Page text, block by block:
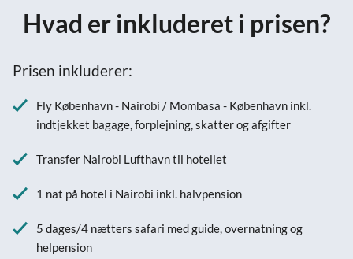
Hvad er inkluderet i prisen?
Prisen inkluderer:
Fly København - Nairobi / Mombasa - København inkl.
indtjekket bagage, forplejning, skatter og afgifter
Transfer Nairobi Lufthavn til hotellet
1 nat på hotel i Nairobi inkl. halvpension
5 dages/4 nætters safari med guide, overnatning og
helpension